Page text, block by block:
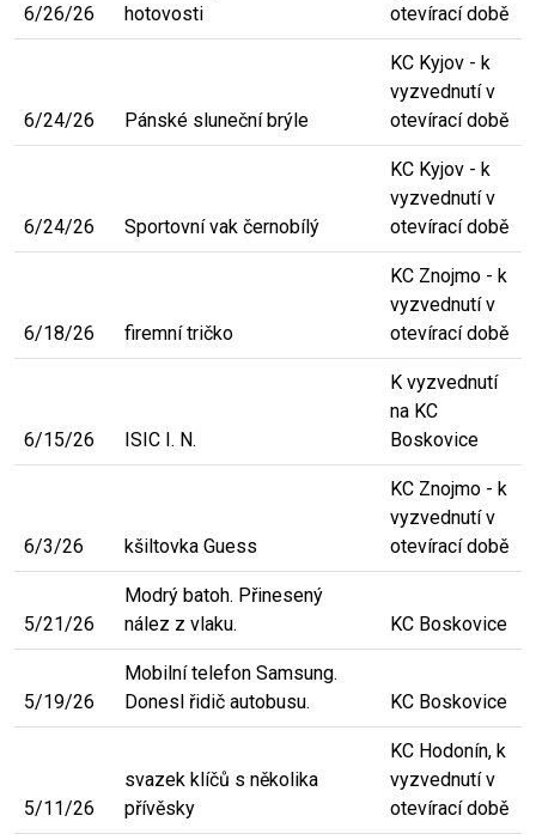
6/26/26
hotovosti
otevírací době
6/24/26 Pánské sluneční brýle
KC Kyjov - k
vyzvednutí v
otevírací době
6/24/26 Sportovní vak černobílý
KC Kyjov - k
vyzvednutí v
otevírací době
6/18/26 firemní tričko
KC Znojmo - k
vyzvednutí v
otevírací době
6/15/26 ISIC I. N.
K vyzvednutí
na KC
Boskovice
6/3/26 kšiltovka Guess
KC Znojmo - k
vyzvednutí v
otevírací době
5/21/26
Modrý batoh. Přinesený
nález z vlaku.
KC Boskovice
5/19/26
Mobilní telefon Samsung.
Donesl řidič autobusu.
KC Boskovice
5/11/26
svazek klíčů s několika
přívěsky
KC Hodonín, k
vyzvednutí v
otevírací době